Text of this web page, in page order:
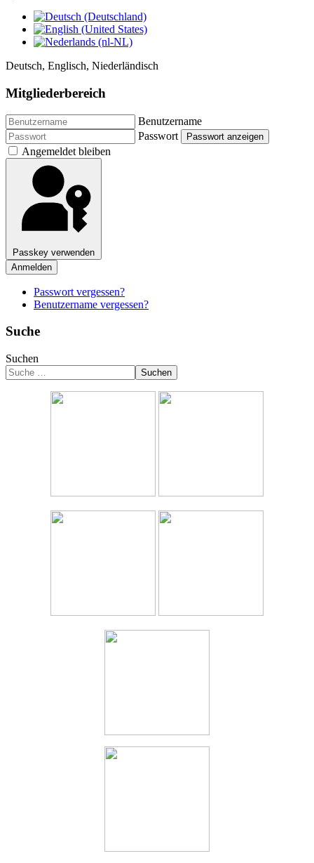
Deutsch, Englisch, Niederländisch
Mitgliederbereich
Benutzername
Passwort
Passwort anzeigen
Angemeldet bleiben
Passkey verwenden
Anmelden
Passwort vergessen?
Benutzername vergessen?
Suche
Suchen
Suchen